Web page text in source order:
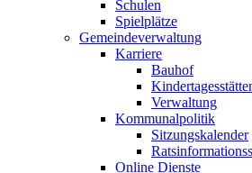
Schulen
Spielplätze
Gemeindeverwaltung
Karriere
Bauhof
Verwaltung
Kommunalpolitik
Sitzungskalender
Online Dienste